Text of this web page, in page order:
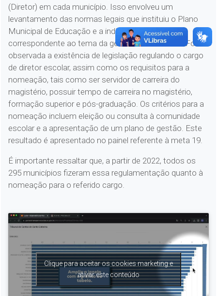
(Diretor) em cada município. Isso envolveu um
levantamento das normas legais que instituiu o Plano
Municipal de Educação e a indicação da meta
correspondente ao tema da gestão democrática. Foi
observada a existência de legislação regulando o cargo
de diretor escolar, assim como os requisitos para a
nomeação, tais como ser servidor de carreira do
magistério, possuir tempo de carreira no magistério,
formação superior e pós-graduação. Os critérios para a
nomeação incluem eleição ou consulta à comunidade
escolar e a apresentação de um plano de gestão. Este
resultado é apresentado no painel referente à meta 19.
É importante ressaltar que, a partir de 2022, todos os
295 municípios fizeram essa regulamentação quanto à
nomeação para o referido cargo.
Clique para aceitar os cookies marketing e
ativar este conteúdo